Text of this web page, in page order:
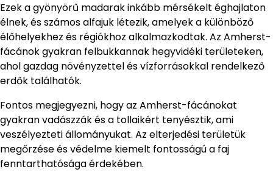
Ezek a gyönyörű madarak inkább mérsékelt éghajlaton
élnek, és számos alfajuk létezik, amelyek a különböző
élőhelyekhez és régiókhoz alkalmazkodtak. Az Amherst-
fácánok gyakran felbukkannak hegyvidéki területeken,
ahol gazdag növényzettel és vízforrásokkal rendelkező
erdők találhatók.
Fontos megjegyezni, hogy az Amherst-fácánokat
gyakran vadászzák és a tollaikért tenyésztik, ami
veszélyezteti állományukat. Az elterjedési területük
megőrzése és védelme kiemelt fontosságú a faj
fenntarthatósága érdekében.